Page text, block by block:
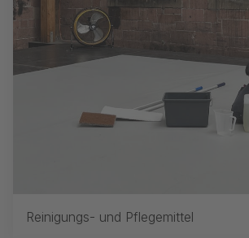
Reinigungs- und Pflegemittel